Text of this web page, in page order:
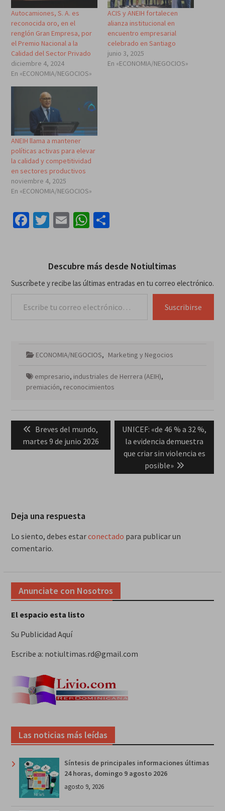
Autocamiones, S. A. es
reconocida oro, en el
renglón Gran Empresa, por
el Premio Nacional a la
Calidad del Sector Privado
diciembre 4, 2024
En «ECONOMIA/NEGOCIOS»
ACIS y ANEIH fortalecen
alianza institucional en
encuentro empresarial
celebrado en Santiago
junio 3, 2025
En «ECONOMIA/NEGOCIOS»
ANEIH llama a mantener
políticas activas para elevar
la calidad y competitividad
en sectores productivos
noviembre 4, 2025
En «ECONOMIA/NEGOCIOS»
Facebook
Twitter
EmailWhatsApp
Compartir
Descubre más desde Notiultimas
Suscríbete y recibe las últimas entradas en tu correo electrónico.
Suscribirse
ECONOMIA/NEGOCIOS, Marketing y Negocios
empresario, industriales de Herrera (AEIH),
premiación, reconocimientos
entradas
Previous
post:
Breves del mundo,
martes 9 de junio 2026
Next
post:
UNICEF: «de 46 % a 32 %,
la evidencia demuestra
que criar sin violencia es
posible»
Deja una respuesta
Lo siento, debes estarconectado para publicar un
comentario.
Anunciate con Nosotros
El espacio esta listo
Su Publicidad Aquí
Escribe a: notiultimas.rd@gmail.com
Las noticias más leídas
Síntesis de principales informaciones últimas
24 horas, domingo 9 agosto 2026
agosto 9, 2026